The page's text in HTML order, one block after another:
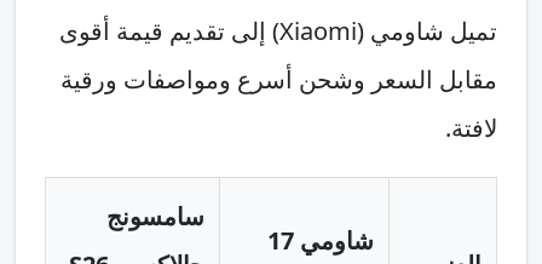
تميل شاومي (Xiaomi) إلى تقديم قيمة أقوى
مقابل السعر وشحن أسرع ومواصفات ورقية
لافتة.
شاومي 17
سامسونج